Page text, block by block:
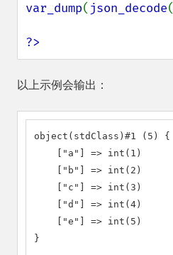
var_dump( json_decode(
?>
以上示例会输出：
object(stdClass)#1 (5) {
    ["a"] => int(1)
    ["b"] => int(2)
    ["c"] => int(3)
    ["d"] => int(4)
    ["e"] => int(5)
}